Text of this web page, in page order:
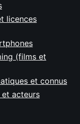
licences
(films et
et connus
et acteurs